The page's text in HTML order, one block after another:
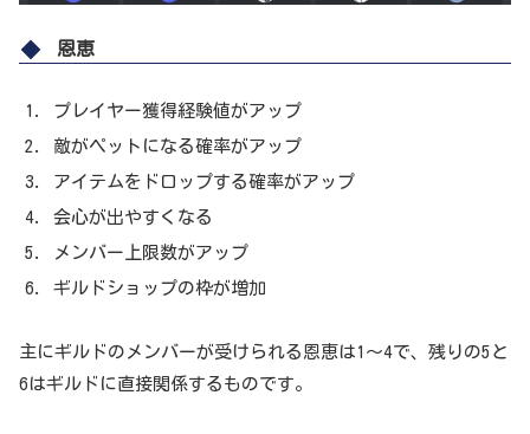
恩恵
プレイヤー獲得経験値がアップ
敵がペットになる確率がアップ
アイテムをドロップする確率がアップ
会心が出やすくなる
メンバー上限数がアップ
ギルドショップの枠が増加
主にギルドのメンバーが受けられる恩恵は1～4で、残りの5と
6はギルドに直接関係するものです。